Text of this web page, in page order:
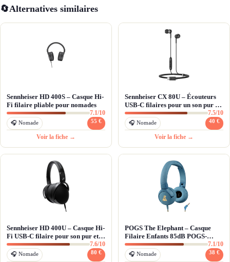
🔄Alternatives similaires
Sennheiser HD 400S – Casque Hi-
Fi filaire pliable pour nomades
7.1/10
🎧 Nomade 55 €
Voir la fiche →
Sennheiser CX 80U – Écouteurs
USB-C filaires pour un son pur et
des appels clairs
7.5/10
🎧 Nomade 40 €
Voir la fiche →
Sennheiser HD 400U – Casque Hi-
Fi USB-C filaire pour son pur et
télétravail
7.6/10
🎧 Nomade 80 €
POGS The Elephant – Casque
Filaire Enfants 85dB POGS-
Safe™ (Éco-Responsable)
7.1/10
🎧 Nomade 38 €